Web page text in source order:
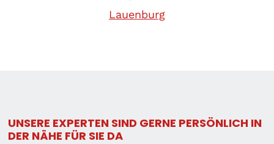
Lauenburg
UNSERE EXPERTEN SIND GERNE PERSÖNLICH IN
DER NÄHE FÜR SIE DA